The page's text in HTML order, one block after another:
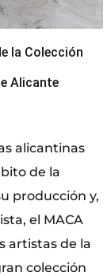
la Colección
Alicante
alicantinas
de la
producción y,
el MACA
artistas de la
colección